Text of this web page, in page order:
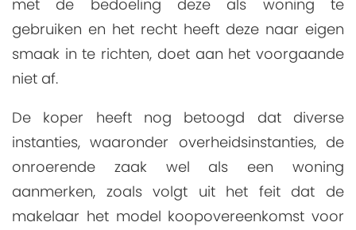
met de bedoeling deze als woning te
gebruiken en het recht heeft deze naar eigen
smaak in te richten, doet aan het voorgaande
niet af.
De koper heeft nog betoogd dat diverse
instanties, waaronder overheidsinstanties, de
onroerende zaak wel als een woning
aanmerken, zoals volgt uit het feit dat de
makelaar het model koopovereenkomst voor